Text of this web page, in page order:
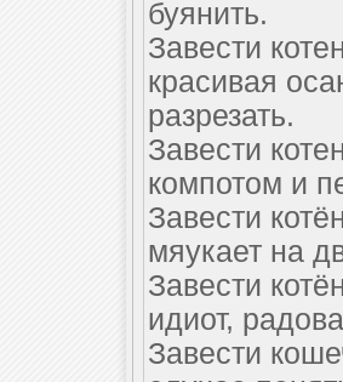
буянить.
Завести
красивая
разрезать.
Завести
компотом и
Завести
мяукает на
Завести
идиот,
Завести